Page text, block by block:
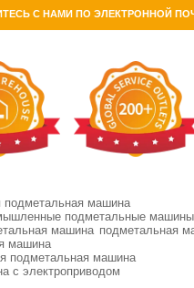
С НАМИ ПО ЭЛЕКТРОННОЙ
подметальная машина
подметальные машины
машина подметальная
машина
подметальная машина
с электроприводом